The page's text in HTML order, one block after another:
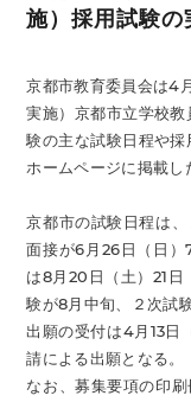
施）採用試験の
京都市教育委員会は4
実施）京都市立学校
験の主な試験日程や
ホームページに掲載し
京都市の試験日程は
面接が6月26日（日）
は8月20日（土）21日
験が8月中旬、２次試
出願の受付は4月13日
請による出願となる。
なお、募集要項の印